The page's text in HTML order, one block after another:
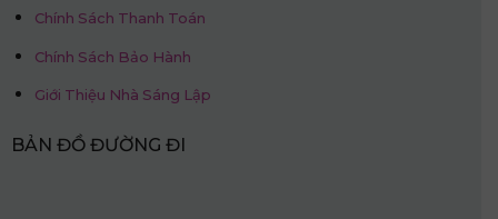
Chính Sách Thanh Toán
Chính Sách Bảo Hành
Giới Thiệu Nhà Sáng Lập
BẢN ĐỒ ĐƯỜNG ĐI